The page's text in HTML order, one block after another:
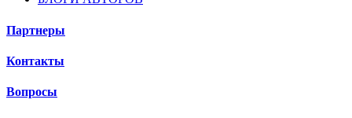
Партнеры
Контакты
Вопросы